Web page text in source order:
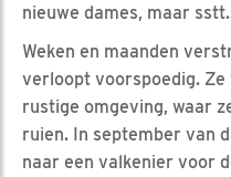
nieuwe dames, maar
Weken en maanden
verloopt voorspoedig.
rustige omgeving, waar
ruien. In september van
naar een valkenier voor